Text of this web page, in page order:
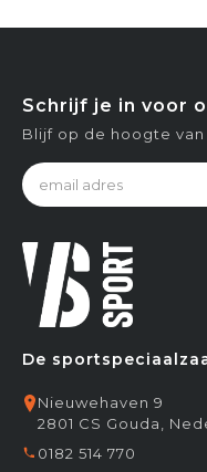
De
Nieuwehaven 9
2801 CS Gouda,
0182 514 770
Schrijf je in voor
Blijf op de hoogte